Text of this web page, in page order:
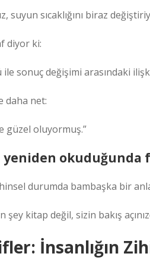
suyun sıcaklığını biraz
diyor ki:
sonuç değişimi arasındaki
daha net:
güzel oluyormuş.”
yeniden
durumda bambaşka bir
kitap değil, sizin bakış
İnsanlığın